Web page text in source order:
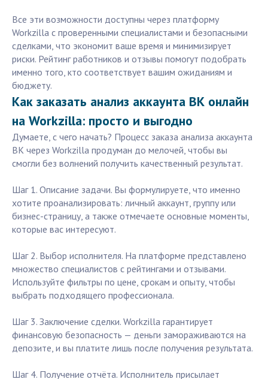
Все эти возможности доступны через платформу
Workzilla с проверенными специалистами и безопасными
сделками, что экономит ваше время и минимизирует
риски. Рейтинг работников и отзывы помогут подобрать
именно того, кто соответствует вашим ожиданиям и
бюджету.
Как заказать анализ аккаунта ВК онлайн
на Workzilla: просто и выгодно
Думаете, с чего начать? Процесс заказа анализа аккаунта
ВК через Workzilla продуман до мелочей, чтобы вы
смогли без волнений получить качественный результат.
Шаг 1. Описание задачи. Вы формулируете, что именно
хотите проанализировать: личный аккаунт, группу или
бизнес-страницу, а также отмечаете основные моменты,
которые вас интересуют.
Шаг 2. Выбор исполнителя. На платформе представлено
множество специалистов с рейтингами и отзывами.
Используйте фильтры по цене, срокам и опыту, чтобы
выбрать подходящего профессионала.
Шаг 3. Заключение сделки. Workzilla гарантирует
финансовую безопасность — деньги замораживаются на
депозите, и вы платите лишь после получения результата.
Шаг 4. Получение отчёта. Исполнитель присылает